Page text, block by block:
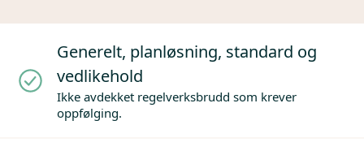
Generelt, planløsning, standard og
vedlikehold
Ikke avdekket regelverksbrudd som krever
oppfølging.